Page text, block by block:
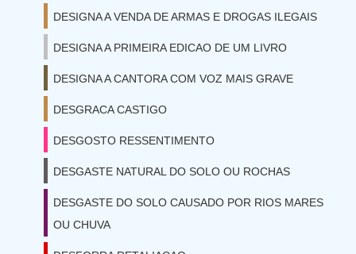
DESIGNA A VENDA DE ARMAS E DROGAS ILEGAIS
DESIGNA A PRIMEIRA EDICAO DE UM LIVRO
DESIGNA A CANTORA COM VOZ MAIS GRAVE
DESGRACA CASTIGO
DESGOSTO RESSENTIMENTO
DESGASTE NATURAL DO SOLO OU ROCHAS
DESGASTE DO SOLO CAUSADO POR RIOS MARES
OU CHUVA